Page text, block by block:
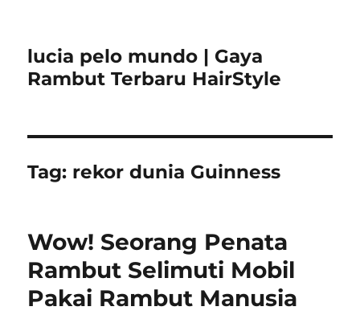
lucia pelo mundo | Gaya
Rambut Terbaru HairStyle
Tag: rekor dunia Guinness
Wow! Seorang Penata
Rambut Selimuti Mobil
Pakai Rambut Manusia